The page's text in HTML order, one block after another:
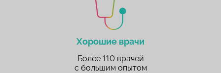
Хорошие врачи
Более 110 врачей
с большим опытом